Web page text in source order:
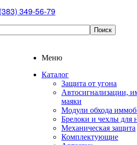
349-56-79
Меню
Каталог
Защита от угона
Автосигнализации,
маяки
Модули обхода
Брелоки и чехлы для
Механическая защита
Комплектующие